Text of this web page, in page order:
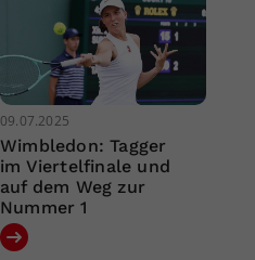
09.07.2025
Wimbledon: Tagger
im Viertelfinale und
auf dem Weg zur
Nummer 1